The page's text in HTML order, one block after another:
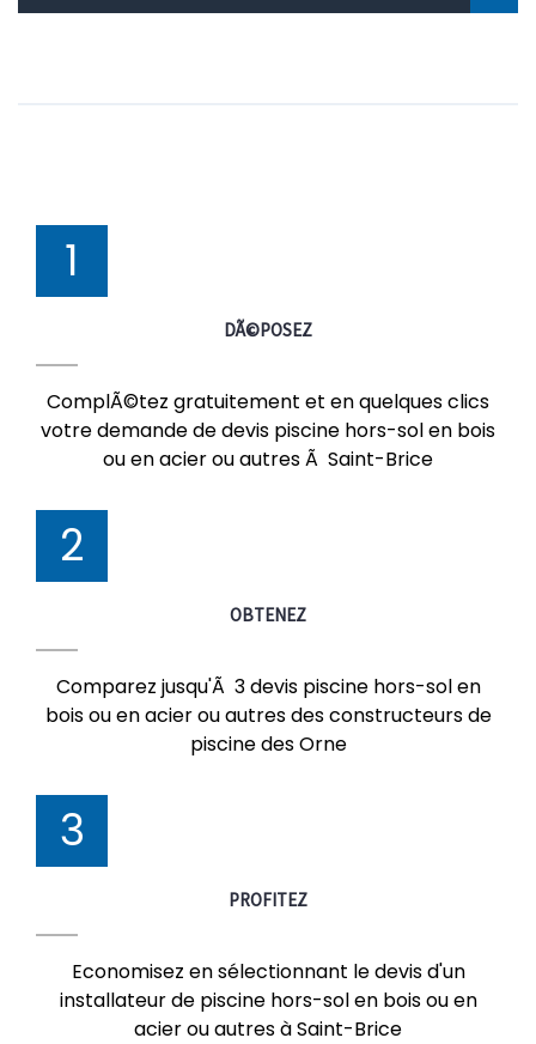
1
DÃ©POSEZ
ComplÃ©tez gratuitement et en quelques clics
votre demande de devis piscine hors-sol en bois
ou en acier ou autres Ã Saint-Brice
2
OBTENEZ
Comparez jusqu'Ã 3 devis piscine hors-sol en
bois ou en acier ou autres des constructeurs de
piscine des Orne
3
PROFITEZ
Economisez en sélectionnant le devis d'un
installateur de piscine hors-sol en bois ou en
acier ou autres à Saint-Brice